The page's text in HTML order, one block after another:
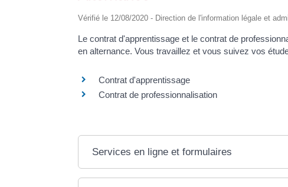
Vérifié le 12/08/2020 - Direction de l'information légale et
Le contrat d'apprentissage et le contrat de
en alternance. Vous travaillez et vous suivez vos
Contrat d'apprentissage
Contrat de professionnalisation
Services en ligne et formulaires